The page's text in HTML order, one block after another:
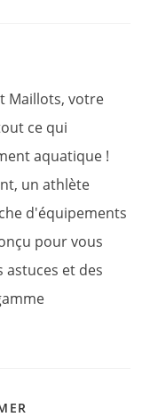
Maillots, votre
ce qui
aquatique !
un athlète
d'équipements
pour vous
et des